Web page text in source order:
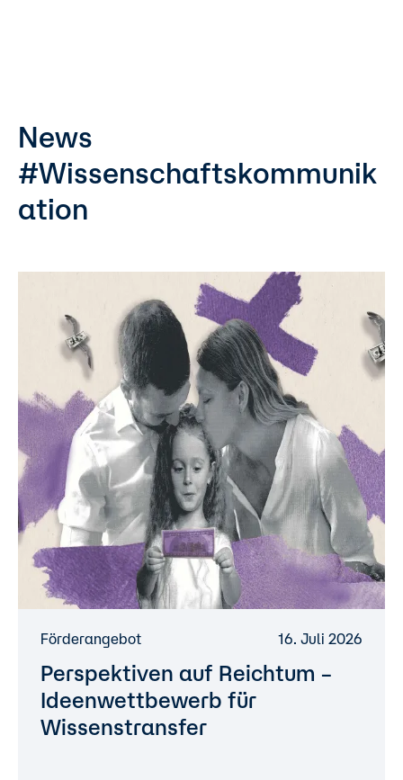
News
#Wissenschaftskommunik
ation
Förderangebot 16. Juli 2026
Perspektiven auf Reichtum –
Ideenwettbewerb für
Wissenstransfer